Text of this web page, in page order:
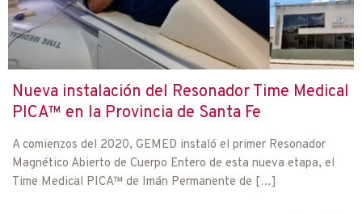
Nueva instalación del Resonador Time Medical
PICA™ en la Provincia de Santa Fe
A comienzos del 2020, GEMED instaló el primer Resonador
Magnético Abierto de Cuerpo Entero de esta nueva etapa, el
Time Medical PICA™ de Imán Permanente de […]